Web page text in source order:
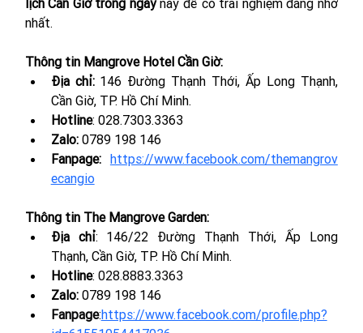
nhất.
Thông tin Mangrove Hotel Cần Giờ:
Địa chỉ: 146 Đường Thạnh Thới, Ấp Long Thạnh,
Cần Giờ, TP. Hồ Chí Minh.
Hotline: 028.7303.3363
Zalo: 0789 198 146
Fanpage: https://www.facebook.com/themangrov
ecangio
Thông tin The Mangrove Garden:
Địa chỉ: 146/22 Đường Thạnh Thới, Ấp Long
Thạnh, Cần Giờ, TP. Hồ Chí Minh.
Hotline: 028.8883.3363
Zalo: 0789 198 146
Fanpage:https://www.facebook.com/profile.php?